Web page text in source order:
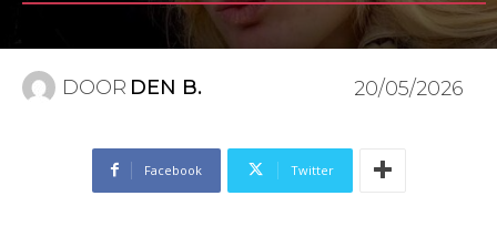
DOOR DEN B. 20/05/2026
Facebook Twitter